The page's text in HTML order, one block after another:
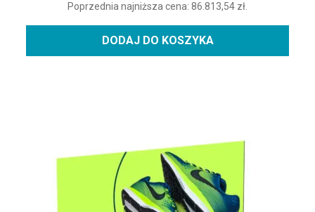
Poprzednia najniższa cena: 86.813,54 zł.
DODAJ DO KOSZYKA